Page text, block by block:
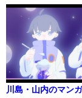
川島・山内のマ